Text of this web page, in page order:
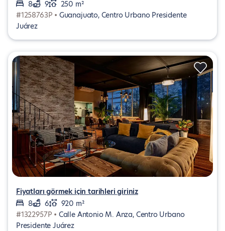
8
9
250 m²
#1258763P • Guanajuato, Centro Urbano Presidente
Juárez
Fiyatları görmek için tarihleri giriniz
8
6
920 m²
#1322957P • Calle Antonio M. Anza, Centro Urbano
Presidente Juárez